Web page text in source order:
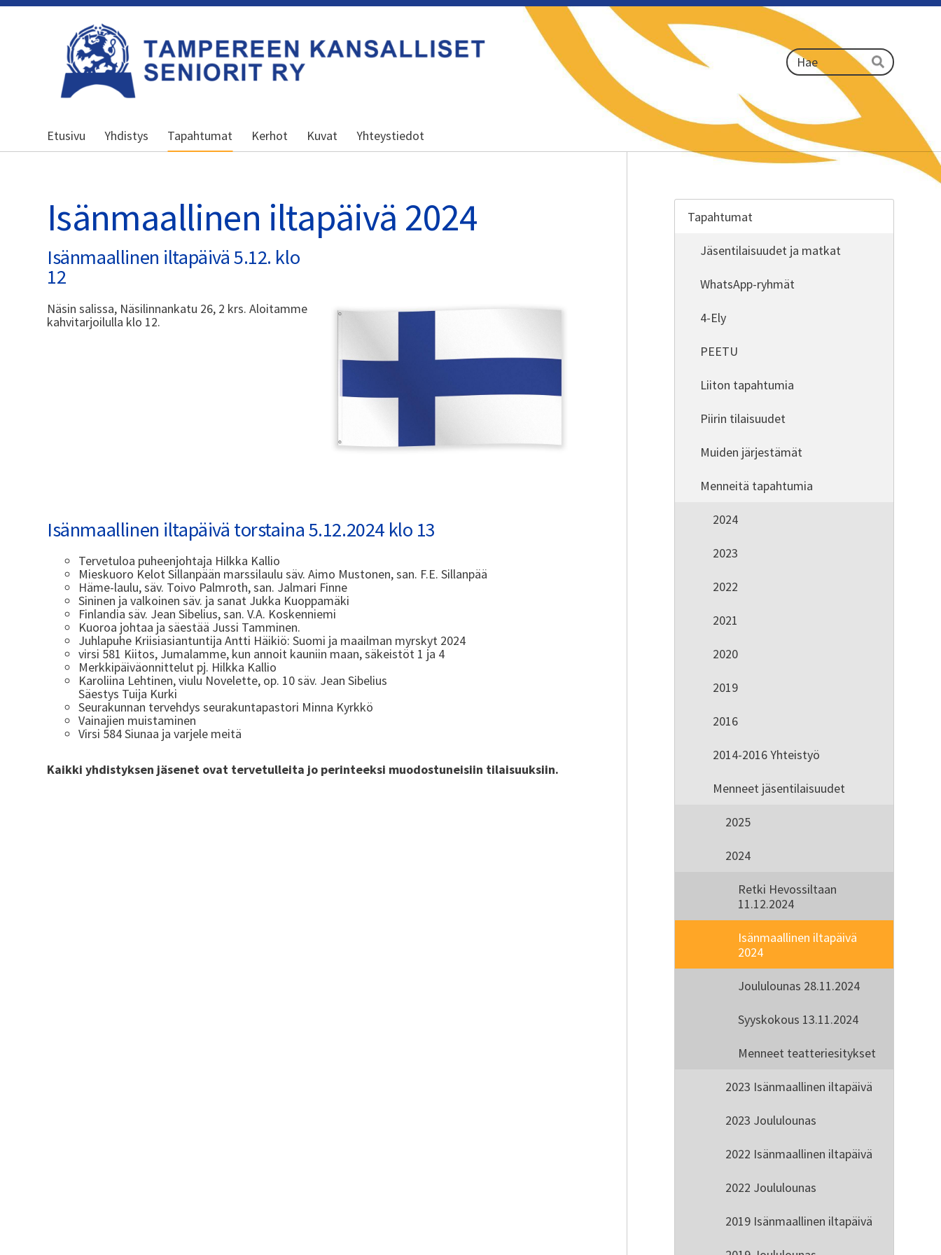
Kansallinen senioriliitto
Haku
Hae
Etusivu Yhdistys Tapahtumat Kerhot Kuvat Yhteystiedot
Isänmaallinen iltapäivä 2024
Isänmaallinen iltapäivä 5.12. klo
12
Näsin salissa, Näsilinnankatu 26, 2 krs. Aloitamme
kahvitarjoilulla klo 12.
Isänmaallinen iltapäivä torstaina 5.12.2024 klo 13
Tervetuloa puheenjohtaja Hilkka Kallio
Mieskuoro Kelot Sillanpään marssilaulu säv. Aimo Mustonen, san. F.E. Sillanpää
Häme-laulu, säv. Toivo Palmroth, san. Jalmari Finne
Sininen ja valkoinen säv. ja sanat Jukka Kuoppamäki
Finlandia säv. Jean Sibelius, san. V.A. Koskenniemi
Kuoroa johtaa ja säestää Jussi Tamminen.
Juhlapuhe Kriisiasiantuntija Antti Häikiö: Suomi ja maailman myrskyt 2024
virsi 581 Kiitos, Jumalamme, kun annoit kauniin maan, säkeistöt 1 ja 4
Merkkipäiväonnittelut pj. Hilkka Kallio
Karoliina Lehtinen, viulu Novelette, op. 10 säv. Jean Sibelius
Säestys Tuija Kurki
Seurakunnan tervehdys seurakuntapastori Minna Kyrkkö
Vainajien muistaminen
Virsi 584 Siunaa ja varjele meitä
Kaikki yhdistyksen jäsenet ovat tervetulleita jo perinteeksi muodostuneisiin tilaisuuksiin.
Tapahtumat
Jäsentilaisuudet ja matkat
WhatsApp-ryhmät
4-Ely
PEETU
Liiton tapahtumia
Piirin tilaisuudet
Muiden järjestämät
Menneitä tapahtumia
2024
2023
2022
2021
2020
2019
2016
2014-2016 Yhteistyö
Menneet jäsentilaisuudet
2025
2024
Retki Hevossiltaan
11.12.2024
Isänmaallinen iltapäivä
2024
Joululounas 28.11.2024
Syyskokous 13.11.2024
Menneet teatteriesitykset
2023 Isänmaallinen iltapäivä
2023 Joululounas
2022 Isänmaallinen iltapäivä
2022 Joululounas
2019 Isänmaallinen iltapäivä